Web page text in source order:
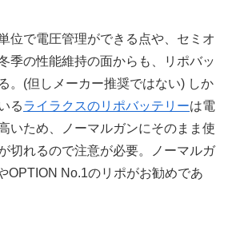
位で電圧管理ができる点や、セミオ
季の性能維持の面からも、リポバッ
。(但しメーカー推奨ではない) しか
るライラクスのリポバッテリーは電
いため、ノーマルガンにそのまま使
切れるので注意が必要。ノーマルガ
OPTION No.1のリポがお勧めであ